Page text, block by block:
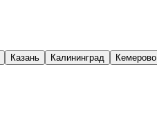
Казань Калининград Кемерово